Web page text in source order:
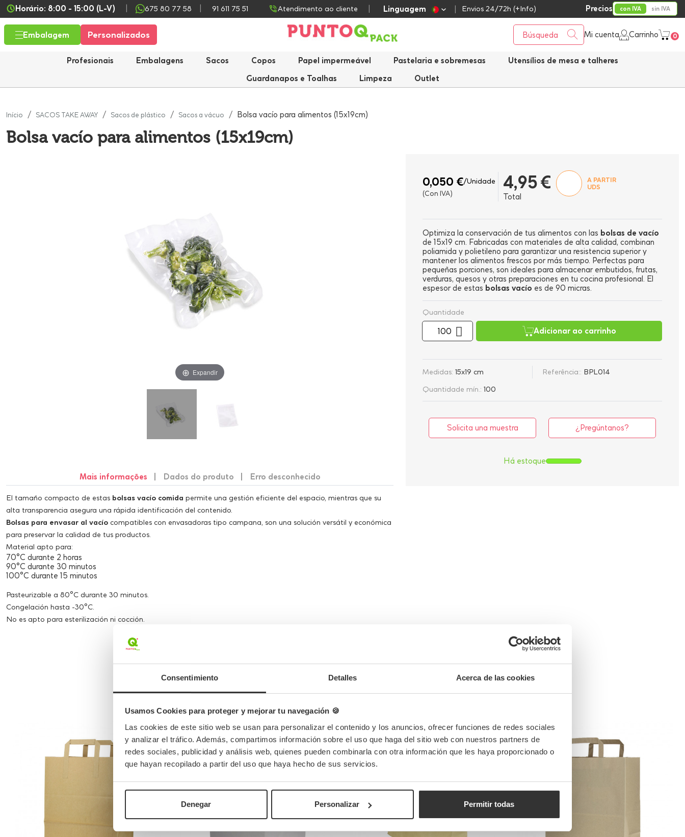
Consentimiento Detalles Acerca de las cookies
Usamos Cookies para proteger y mejorar tu navegación 🍪
Las cookies de este sitio web se usan para personalizar el contenido y los anuncios, ofrecer funciones de redes sociales
y analizar el tráfico. Además, compartimos información sobre el uso que haga del sitio web con nuestros partners de
redes sociales, publicidad y análisis web, quienes pueden combinarla con otra información que les haya proporcionado o
que hayan recopilado a partir del uso que haya hecho de sus servicios.
Denegar Personalizar Permitir todas
Horário: 8:00 - 15:00 (L-V) 675 80 77 58 91 611 75 51 Atendimento ao cliente Linguagem Precios con IVA sin IVA
Envios 24/72h (+Info)
Embalagem Personalizados Mi cuenta Carrinho 0
Profesionais Embalagens Sacos Copos Papel impermeável Pastelaria e sobremesas
Utensílios de mesa e talheres
Guardanapos e Toalhas
Limpeza Outlet
Início SACOS TAKE AWAY Sacos de plástico Sacos a vácuo Bolsa vacío para alimentos (15x19cm)
Bolsa vacío para alimentos (15x19cm)
Expandir
Mais informações Dados do produto Erro desconhecido
El tamaño compacto de estas bolsas vacío comida permite una gestión eficiente del espacio, mientras que su
alta transparencia asegura una rápida identificación del contenido.
Bolsas para envasar al vacío compatibles con envasadoras tipo campana, son una solución versátil y económica
para preservar la calidad de tus productos.
Material apto para:
70°C durante 2 horas
90°C durante 30 minutos
100°C durante 15 minutos
Pasteurizable a 80°C durante 30 minutos.
Congelación hasta -30°C.
No es apto para esterilización ni cocción.
0,050 €/Unidade
(Con IVA)
4,95 €
Total
A PARTIR
UDS
Optimiza la conservación de tus alimentos con las bolsas de vacío
de 15x19 cm. Fabricadas con materiales de alta calidad, combinan
poliamida y polietileno para garantizar una resistencia superior y
mantener los alimentos frescos por más tiempo. Perfectas para
pequeñas porciones, son ideales para almacenar embutidos, frutas,
verduras, quesos y otras preparaciones en tu cocina profesional. El
espesor de estas bolsas vacío es de 90 micras.
Quantidade
Adicionar ao carrinho
Medidas: 15x19 cm Referência:: BPL014
Quantidade mín.: 100
Solicita una muestra ¿Pregúntanos?
Há estoque
Conclua o seu pedido